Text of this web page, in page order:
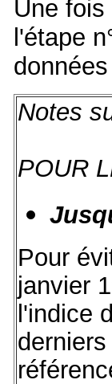
Une
l'étape
Notes
POUR
Pour
janvier
l'indice